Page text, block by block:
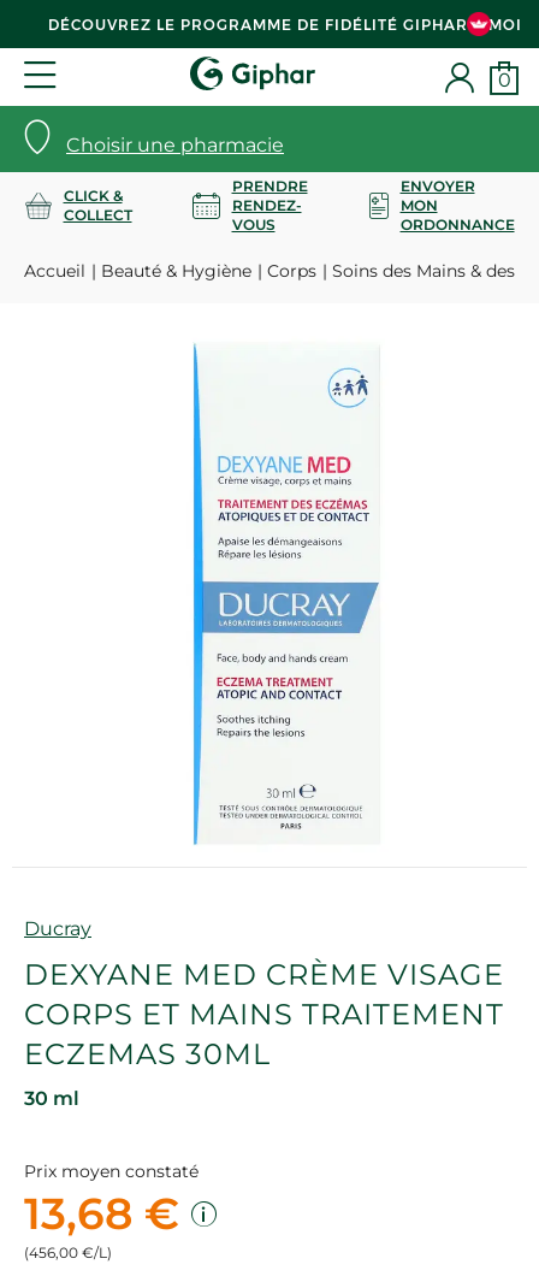
DÉCOUVREZ LE PROGRAMME DE FIDÉLITÉ GIPHAR & MOI
Choisir une pharmacie
0
CLICK &
COLLECT
PRENDRE
RENDEZ-
VOUS
ENVOYER
MON
ORDONNANCE
Accueil Beauté & Hygiène Corps Soins des Mains & des
Marque
Ducray
DEXYANE MED CRÈME VISAGE
CORPS ET MAINS TRAITEMENT
ECZEMAS 30ML
30 ml
Prix moyen constaté
13,68 €
(456,00 €/L)